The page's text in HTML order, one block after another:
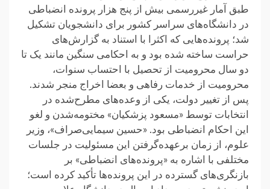
طبق آمار غیررسمی بیش از پنج هزار پرونده انضباطی
در دانشگاه‌های سراسر کشور برای دانشجویان تشکیل
شد؛ پرونده‌هایی که اکثرا با استناد به گزارش‌های
حراست ساخته شده بود و به احکامی سنگین مانند یک تا
دو سال محرومیت از تحصیل با احتساب سنوات،
محرومیت از خدمات رفاهی و بعضا اخراج منجر شدند.
پس از تغییر دولت، یکی از وعده‌های مطرح‌شده در
انتخابات توسط «مسعود پزشکیان» مختومه‌شدن و لغو
این احکام انضباطی بود. «حسین سیمایی‌صراف»، وزیر
علوم، از زمان برعهده‌گرفتن این مسئولیت در جلسات
مختلفی با اشاره به «پرونده‌های انضباطی» بر
بازنگری‌های گسترده در این پرونده‌ها تأکید کرده است؛